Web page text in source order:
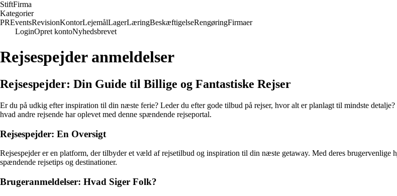
StiftFirma
Kategorier
PREventsRevisionKontorLejemålLagerLæringBeskæftigelseRengøringFirmaer
LoginOpret kontoNyhedsbrevet
Rejsespejder anmeldelser
Rejsespejder: Din Guide til Billige og Fantastiske Rejser
Er du på udkig efter inspiration til din næste ferie? Leder du efter gode tilbud på rejser, hvor alt er planlagt til mindste
hvad andre rejsende har oplevet med denne spændende rejseportal.
Rejsespejder: En Oversigt
Rejsespejder er en platform, der tilbyder et væld af rejsetilbud og inspiration til din næste getaway. Med deres
spændende rejsetips og destinationer.
Brugeranmeldelser: Hvad Siger Folk?